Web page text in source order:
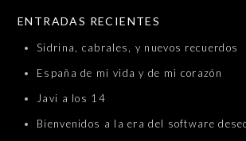
ENTRADAS RECIENTES
Sidrina, cabrales, y nuevos recuerdos
España de mi vida y de mi corazón
Javi a los 14
Bienvenidos a la era del software